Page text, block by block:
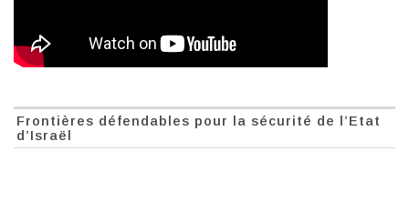
Frontières défendables pour la sécurité de l’Etat
d’Israël